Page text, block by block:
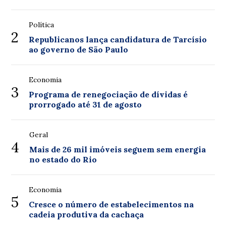
2
Política
Republicanos lança candidatura de Tarcísio
ao governo de São Paulo
3
Economia
Programa de renegociação de dívidas é
prorrogado até 31 de agosto
4
Geral
Mais de 26 mil imóveis seguem sem energia
no estado do Rio
5
Economia
Cresce o número de estabelecimentos na
cadeia produtiva da cachaça